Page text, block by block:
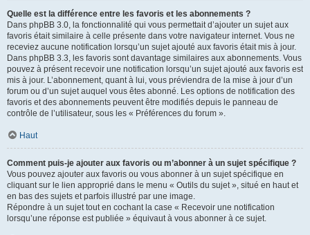
Quelle est la différence entre les favoris et les abonnements ?
Dans phpBB 3.0, la fonctionnalité qui vous permettait d’ajouter un sujet aux
favoris était similaire à celle présente dans votre navigateur internet. Vous ne
receviez aucune notification lorsqu’un sujet ajouté aux favoris était mis à jour.
Dans phpBB 3.3, les favoris sont davantage similaires aux abonnements. Vous
pouvez à présent recevoir une notification lorsqu’un sujet ajouté aux favoris est
mis à jour. L’abonnement, quant à lui, vous préviendra de la mise à jour d’un
forum ou d’un sujet auquel vous êtes abonné. Les options de notification des
favoris et des abonnements peuvent être modifiés depuis le panneau de
contrôle de l’utilisateur, sous les « Préférences du forum ».
Haut
Comment puis-je ajouter aux favoris ou m’abonner à un sujet spécifique ?
Vous pouvez ajouter aux favoris ou vous abonner à un sujet spécifique en
cliquant sur le lien approprié dans le menu « Outils du sujet », situé en haut et
en bas des sujets et parfois illustré par une image.
Répondre à un sujet tout en cochant la case « Recevoir une notification
lorsqu’une réponse est publiée » équivaut à vous abonner à ce sujet.